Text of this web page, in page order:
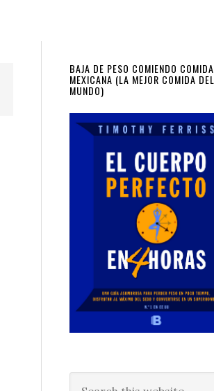
Primary
Sidebar
BAJA DE PESO COMIENDO COMIDA
MEXICANA (LA MEJOR COMIDA DEL
MUNDO)